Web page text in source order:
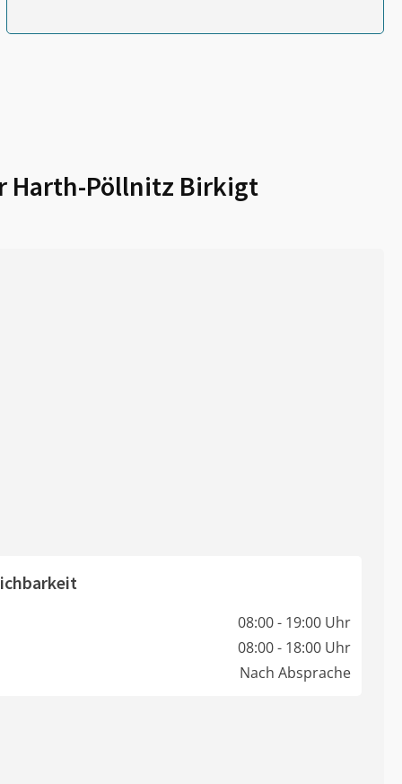
Harth-Pöllnitz Birkigt
08:00 - 19:00 Uhr
08:00 - 18:00 Uhr
Nach Absprache